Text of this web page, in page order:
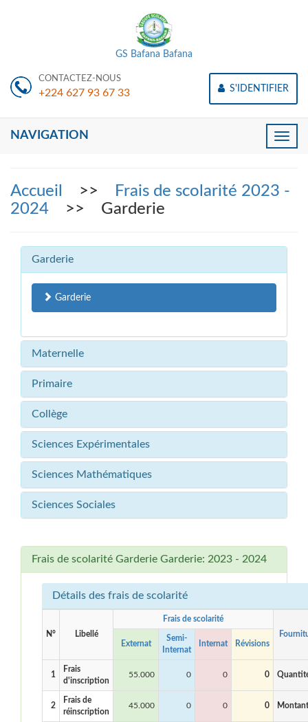
GS Bafana Bafana
CONTACTEZ-NOUS
+224 627 93 67 33 S'IDENTIFIER
Toggle
NAVIGATION
Accueil >>
Frais de scolarité 2023 -
2024
>> Garderie
Garderie
Garderie
Maternelle
Primaire
Collège
Sciences Expérimentales
Sciences Mathématiques
Sciences Sociales
Frais de scolarité Garderie Garderie: 2023 - 2024
Détails des frais de scolarité
N° Libellé
Frais de scolarité
Externat
Semi-
Internat
Internat Révisions
1
Frais
d'inscription
55.000 0 0 0
2
Frais de
réinscription
45.000 0 0 0 Montant